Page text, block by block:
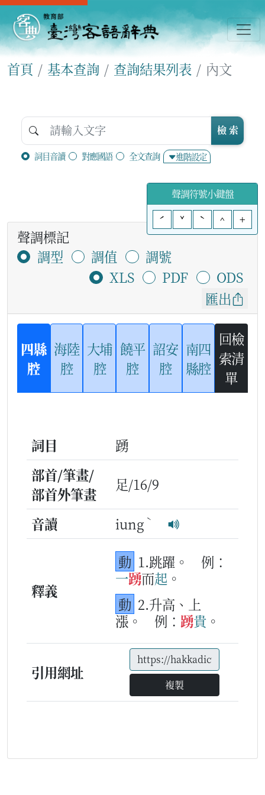
首頁 基本查詢 查詢結果列表 內文
詞目音讀 對應國語 全文查詢 進階設定
檢 索
聲調符號小鍵盤
ˊ
ˇ ˋ ^ +
聲調標記
調型
調值
調號
XLS
PDF
ODS
匯出
四縣
腔
海陸
腔
大埔
腔
饒平
腔
詔安
腔
南四
縣腔
回檢
索清
單
詞目
踴
部首/筆畫/
部首外筆畫
足/16/9
音讀 iung ˋ
釋義
動 1.跳躍。
例：
一踴而起 。
動 2.升高、上
漲。
例： 踴貴 。
引用網址
複製